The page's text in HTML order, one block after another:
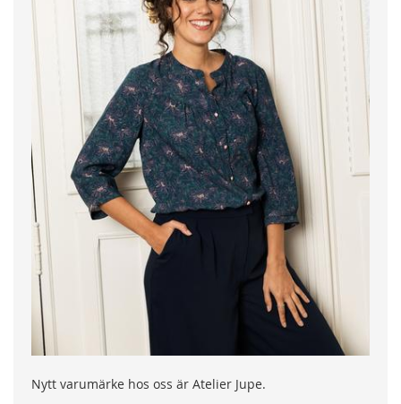
Nytt varumärke hos oss är Atelier Jupe.